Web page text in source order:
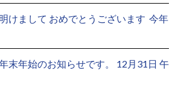
けまして おめでとうございます ⁡ 今年
末年始のお知らせです。 12月31日 午